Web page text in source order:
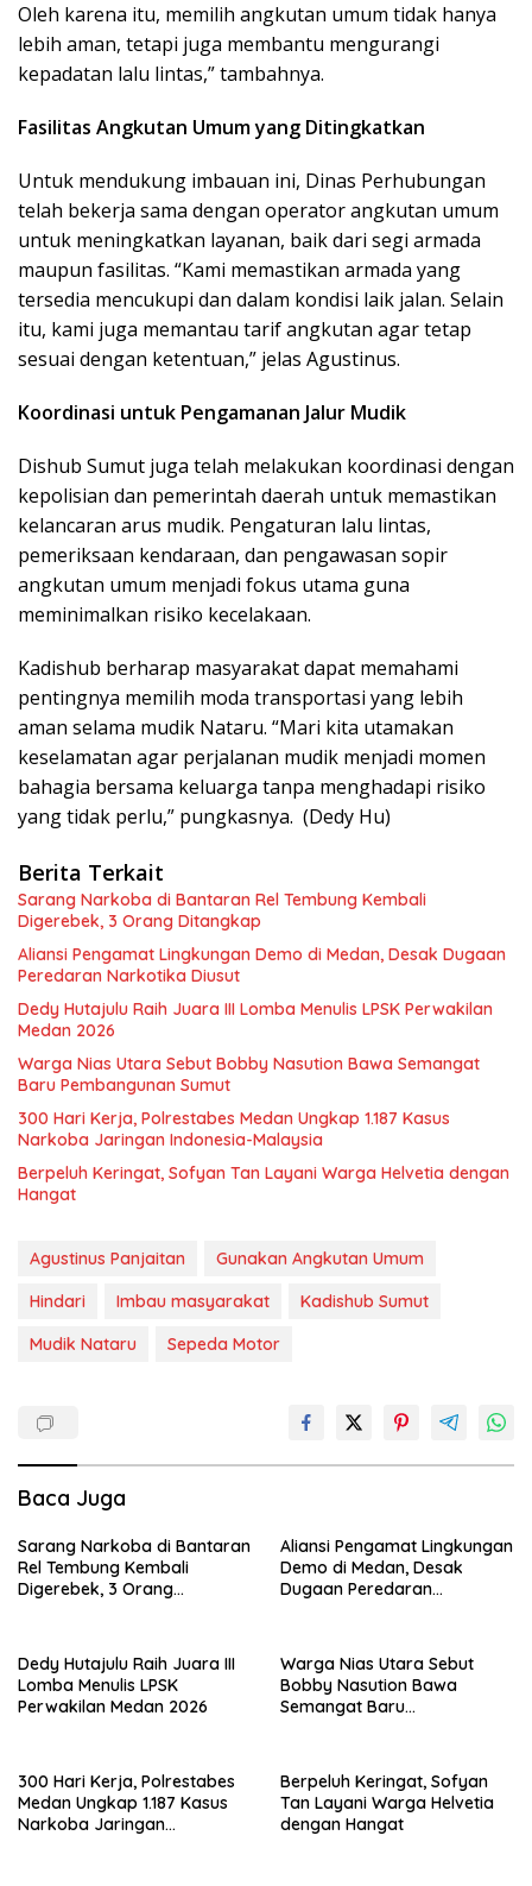
Oleh karena itu, memilih angkutan umum tidak hanya
lebih aman, tetapi juga membantu mengurangi
kepadatan lalu lintas,” tambahnya.
Fasilitas Angkutan Umum yang Ditingkatkan
Untuk mendukung imbauan ini, Dinas Perhubungan
telah bekerja sama dengan operator angkutan umum
untuk meningkatkan layanan, baik dari segi armada
maupun fasilitas. “Kami memastikan armada yang
tersedia mencukupi dan dalam kondisi laik jalan. Selain
itu, kami juga memantau tarif angkutan agar tetap
sesuai dengan ketentuan,” jelas Agustinus.
Koordinasi untuk Pengamanan Jalur Mudik
Dishub Sumut juga telah melakukan koordinasi dengan
kepolisian dan pemerintah daerah untuk memastikan
kelancaran arus mudik. Pengaturan lalu lintas,
pemeriksaan kendaraan, dan pengawasan sopir
angkutan umum menjadi fokus utama guna
meminimalkan risiko kecelakaan.
Kadishub berharap masyarakat dapat memahami
pentingnya memilih moda transportasi yang lebih
aman selama mudik Nataru. “Mari kita utamakan
keselamatan agar perjalanan mudik menjadi momen
bahagia bersama keluarga tanpa menghadapi risiko
yang tidak perlu,” pungkasnya. (Dedy Hu)
Berita Terkait
Sarang Narkoba di Bantaran Rel Tembung Kembali
Digerebek, 3 Orang Ditangkap
Aliansi Pengamat Lingkungan Demo di Medan, Desak Dugaan
Peredaran Narkotika Diusut
Dedy Hutajulu Raih Juara III Lomba Menulis LPSK Perwakilan
Medan 2026
Warga Nias Utara Sebut Bobby Nasution Bawa Semangat
Baru Pembangunan Sumut
300 Hari Kerja, Polrestabes Medan Ungkap 1.187 Kasus
Narkoba Jaringan Indonesia-Malaysia
Berpeluh Keringat, Sofyan Tan Layani Warga Helvetia dengan
Hangat
Agustinus Panjaitan
Gunakan Angkutan Umum
Hindari
Imbau masyarakat
Kadishub Sumut
Mudik Nataru
Sepeda Motor
Baca Juga
Sarang Narkoba di Bantaran
Rel Tembung Kembali
Digerebek, 3 Orang
Aliansi Pengamat Lingkungan
Demo di Medan, Desak
Dugaan Peredaran
Dedy Hutajulu Raih Juara III
Lomba Menulis LPSK
Perwakilan Medan 2026
Warga Nias Utara Sebut
Bobby Nasution Bawa
Semangat Baru
300 Hari Kerja, Polrestabes
Medan Ungkap 1.187 Kasus
Narkoba Jaringan
Berpeluh Keringat, Sofyan
Tan Layani Warga Helvetia
dengan Hangat